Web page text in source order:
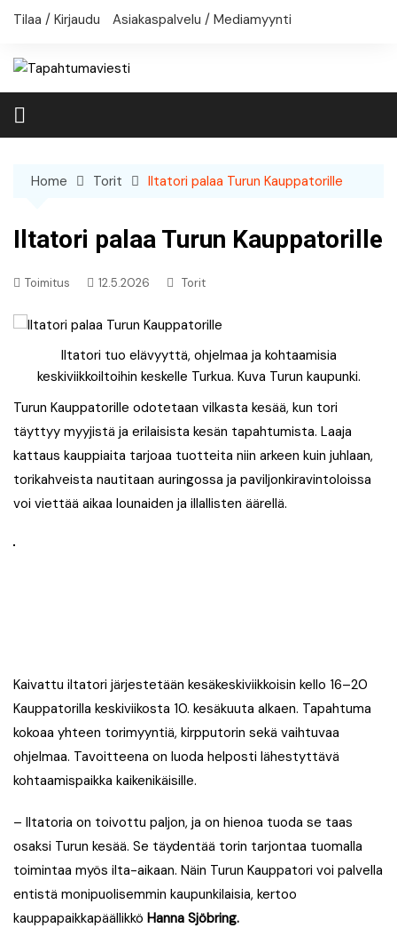
Skip
Tilaa / Kirjaudu Asiakaspalvelu / Mediamyynti
Home Torit Iltatori palaa Turun Kauppatorille
Iltatori palaa Turun Kauppatorille
Toimitus 12.5.2026 Torit
Iltatori tuo elävyyttä, ohjelmaa ja kohtaamisia
keskiviikkoiltoihin keskelle Turkua. Kuva Turun kaupunki.
Turun Kauppatorille odotetaan vilkasta kesää, kun tori
täyttyy myyjistä ja erilaisista kesän tapahtumista. Laaja
kattaus kauppiaita tarjoaa tuotteita niin arkeen kuin juhlaan,
torikahveista nautitaan auringossa ja paviljonkiravintoloissa
voi viettää aikaa lounaiden ja illallisten äärellä.
Kaivattu iltatori järjestetään kesäkeskiviikkoisin kello 16–20
Kauppatorilla keskiviikosta 10. kesäkuuta alkaen. Tapahtuma
kokoaa yhteen torimyyntiä, kirpputorin sekä vaihtuvaa
ohjelmaa. Tavoitteena on luoda helposti lähestyttävä
kohtaamispaikka kaikenikäisille.
– Iltatoria on toivottu paljon, ja on hienoa tuoda se taas
osaksi Turun kesää. Se täydentää torin tarjontaa tuomalla
toimintaa myös ilta-aikaan. Näin Turun Kauppatori voi palvella
entistä monipuolisemmin kaupunkilaisia, kertoo
kauppapaikkapäällikkö Hanna Sjöbring.